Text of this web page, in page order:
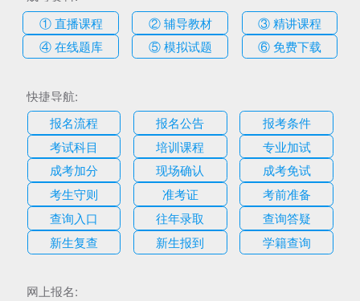
① 直播课程
② 辅导教材
③ 精讲课程
④ 在线题库
⑤ 模拟试题 ⑥ 免费下载
快捷导航:
报名流程
报名公告
报考条件
考试科目
培训课程
专业加试
成考加分
现场确认
成考免试
考生守则
准考证
考前准备
查询入口
往年录取
查询答疑
新生复查
新生报到 学籍查询
网上报名: